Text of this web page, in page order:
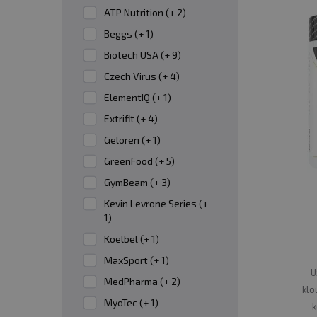
jeho rozpad, proto dochází mimo
přirozená produkce zastavit.
Kyselina hyaluronová
je
se vyskytuje právě v kloubech,
nepříjemné tření.
Mezi látky podporující zdraví chrupavky
PRO KOHO JE UŽÍVÁNÍ KLOUBNÍ VÝŽIVY
Užívání kloubní výživymůže být přínosné
hladiny látek důležitých pro tvorbu,
efekt, který spočívá ve zvýšení elasticity
Sportovci a fyzicky aktivní osoby
pomáhají posilovat a obnovovat klouby,
ATP Nutrition (+ 2)
Beggs (+ 1)
Biotech USA (+ 9)
Czech Virus (+ 4)
ElementIQ (+ 1)
Extrifit (+ 4)
Geloren (+ 1)
GreenFood (+ 5)
GymBeam (+ 3)
Kevin Levrone Series (+
1)
Koelbel (+ 1)
MaxSport (+ 1)
MedPharma (+ 2)
MyoTec (+ 1)